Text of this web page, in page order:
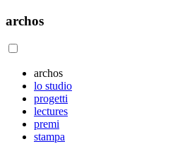
archos
archos
lo studio
progetti
lectures
premi
stampa